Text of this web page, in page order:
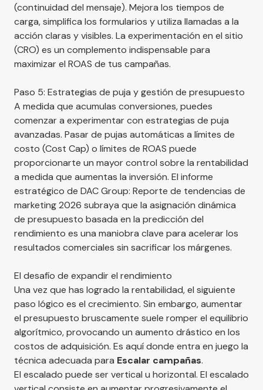
(continuidad del mensaje). Mejora los tiempos de
carga, simplifica los formularios y utiliza llamadas a la
acción claras y visibles. La experimentación en el sitio
(CRO) es un complemento indispensable para
maximizar el ROAS de tus campañas.
Paso 5: Estrategias de puja y gestión de presupuesto
A medida que acumulas conversiones, puedes
comenzar a experimentar con estrategias de puja
avanzadas. Pasar de pujas automáticas a límites de
costo (Cost Cap) o límites de ROAS puede
proporcionarte un mayor control sobre la rentabilidad
a medida que aumentas la inversión. El informe
estratégico de DAC Group: Reporte de tendencias de
marketing 2026 subraya que la asignación dinámica
de presupuesto basada en la predicción del
rendimiento es una maniobra clave para acelerar los
resultados comerciales sin sacrificar los márgenes.
El desafío de expandir el rendimiento
Una vez que has logrado la rentabilidad, el siguiente
paso lógico es el crecimiento. Sin embargo, aumentar
el presupuesto bruscamente suele romper el equilibrio
algorítmico, provocando un aumento drástico en los
costos de adquisición. Es aquí donde entra en juego la
técnica adecuada para Escalar campañas.
El escalado puede ser vertical u horizontal. El escalado